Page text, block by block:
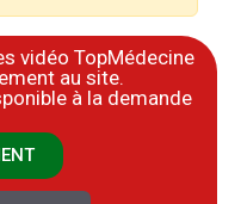
vidéo TopMédecine
au site.
à la demande